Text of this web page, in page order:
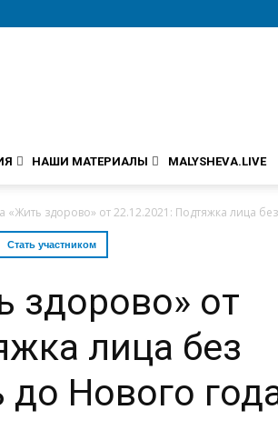
НАШИ МАТЕРИАЛЫ MALYSHEVA.LIVE
«Жить здорово» от 22.12.2021: Подтяжка лица
Стать участником
здорово» от
лица без
до Нового